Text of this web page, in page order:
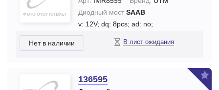
Диодный мост SAAB
v: 12V; dq: 8pcs; ad: no;
Нет в наличии В лист ожидания
136595